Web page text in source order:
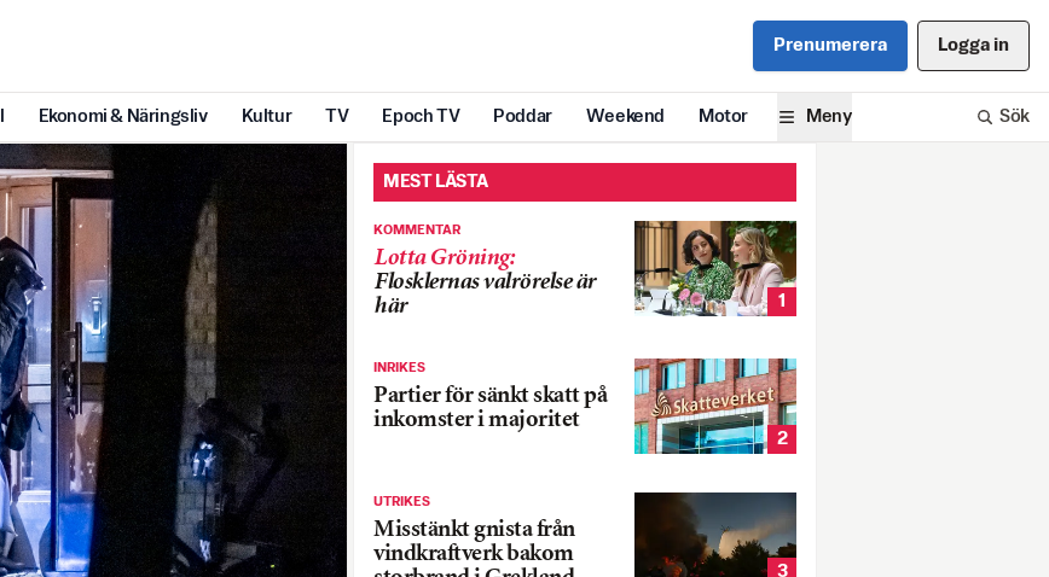
Prenumerera Logga in
Ekonomi & Näringsliv Kultur TV Epoch TV Poddar Weekend Motor Meny Sök
MEST LÄSTA
KOMMENTAR
Lotta Gröning:
Flosklernas valrörelse är
här
1
INRIKES
Partier för sänkt skatt på
inkomster i majoritet
2
UTRIKES
Misstänkt gnista från
vindkraftverk bakom
3